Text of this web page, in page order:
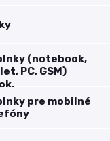
(notebook,
PC, GSM)
pre mobilné